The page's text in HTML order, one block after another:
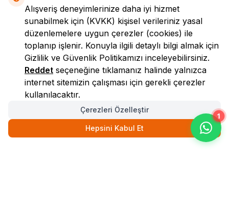
1
LokmanAVM
Alışveriş deneyimlerinize daha iyi hizmet
sunabilmek için (KVKK) kişisel verileriniz yasal
düzenlemelere uygun çerezler (cookies) ile
toplanıp işlenir. Konuyla ilgili detaylı bilgi almak için
Gizlilik ve Güvenlik Politikamızı inceleyebilirsiniz.
Reddet seçeneğine tıklamanız halinde yalnızca
internet sitemizin çalışması için gerekli çerezler
kullanılacaktır.
Çerezleri Özelleştir
Hepsini Kabul Et